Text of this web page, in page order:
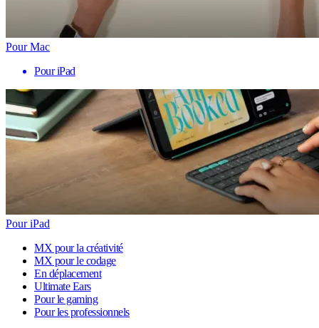
Pour Mac
Pour iPad
Pour iPad
MX pour la créativité
MX pour le codage
En déplacement
Ultimate Ears
Pour le gaming
Pour les professionnels